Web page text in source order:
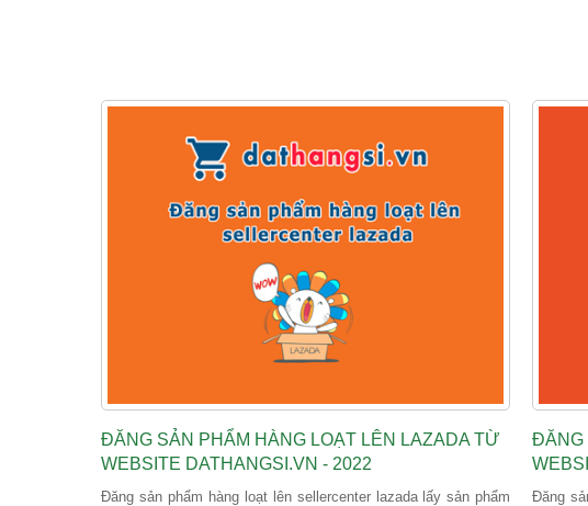
ĐĂNG SẢN PHẨM HÀNG LOẠT LÊN LAZADA TỪ
WEBSITE DATHANGSI.VN - 2022
Đăng sản phẩm hàng loạt lên sellercenter lazada lấy sản phẩm
ĐĂNG
Đăng